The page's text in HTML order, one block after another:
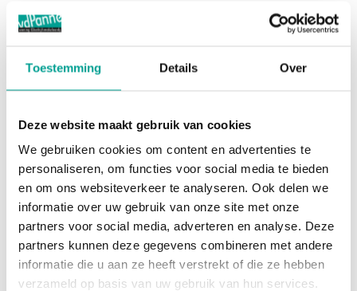
Toestemming Details Over
Deze website maakt gebruik van cookies
We gebruiken cookies om content en advertenties te
personaliseren, om functies voor social media te bieden
en om ons websiteverkeer te analyseren. Ook delen we
informatie over uw gebruik van onze site met onze
partners voor social media, adverteren en analyse. Deze
partners kunnen deze gegevens combineren met andere
informatie die u aan ze heeft verstrekt of die ze hebben
verzameld op basis van uw gebruik van hun services.
woning te verkopen, gemiddeld duurt het 66 dagen
voordat een verkocht sticker op een bord geplakt
mag worden. Dat is een stijging van 2,7 % t.o.v. een
Van de 44 verkochte woningen werden er diverse
woningen boven de vraagprijs verkocht. Gemiddeld